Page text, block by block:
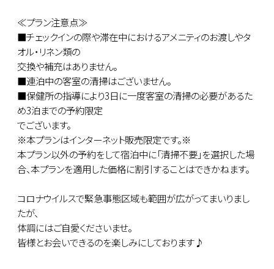
≪プラン注意点≫
■チェックインの際や滞在中におけるアメニティのお渡しやタ
オル・リネン類の
交換や補充はありません。
■連泊中の客室の清掃はございません。
■保健所の指導により3日に一度客室の清掃の必要があるた
め3泊までの予約限定
でございます。
※本プランはインターネット販売限定です。※
本プラン以外の予約をして宿泊中に「清掃不要」を選択した場
合、本プランを適用した価格に割引することはできかねます。
コロナウイルスで緊急事態区域も範囲が広がってまいりまし
たが、
体調にはご自愛くださいませ。
皆様とお会いできるのを楽しみにしております♪